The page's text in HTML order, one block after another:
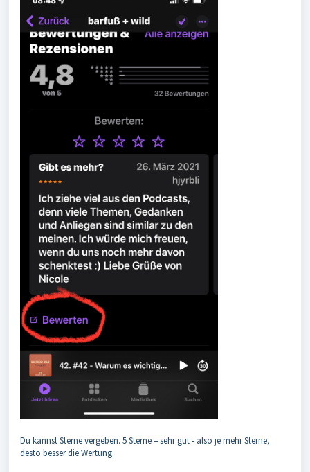
Du kannst Sterne vergeben. 5 Sterne = sehr gut - also je mehr Sterne,
desto besser die Wertung.